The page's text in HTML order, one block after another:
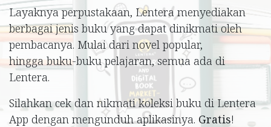
Layaknya perpustakaan, Lentera menyediakan
berbagai jenis buku yang dapat dinikmati oleh
pembacanya. Mulai dari novel popular,
hingga buku-buku pelajaran, semua ada di
Lentera.
Silahkan cek dan nikmati koleksi buku di Lentera
App dengan mengunduh aplikasinya. Gratis!